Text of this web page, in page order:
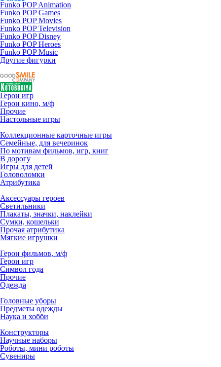
Funko POP Animation
Funko POP Games
Funko POP Movies
Funko POP Television
Funko POP Disney
Funko POP Heroes
Funko POP Music
Другие фигурки
Герои игр
Герои кино, м/ф
Прочие
Настольные игры
Коллекционные карточные игры
Семейные, для вечеринок
По мотивам фильмов, игр, книг
В дорогу
Игры для детей
Головоломки
Атрибутика
Аксессуары героев
Светильники
Плакаты, значки, наклейки
Сумки, кошельки
Прочая атрибутика
Мягкие игрушки
Герои фильмов, м/ф
Герои игр
Символ года
Прочие
Одежда
Головные уборы
Предметы одежды
Наука и хобби
Конструкторы
Научные наборы
Роботы, мини роботы
Сувениры